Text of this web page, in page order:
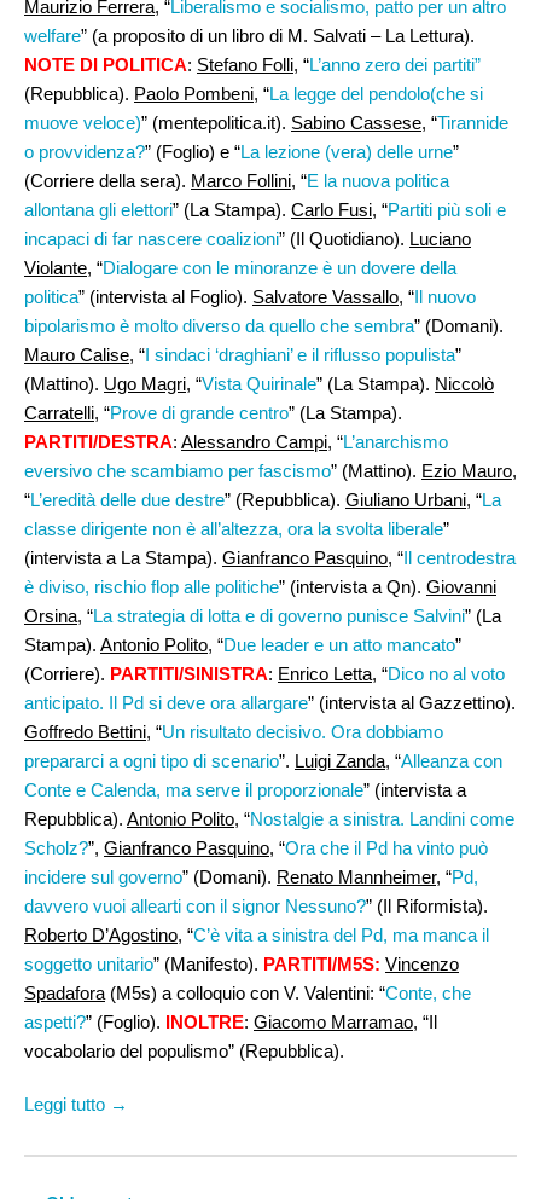
Maurizio Ferrera, “Liberalismo e socialismo, patto per un altro
welfare” (a proposito di un libro di M. Salvati – La Lettura).
NOTE DI POLITICA: Stefano Folli, “L’anno zero dei partiti”
(Repubblica). Paolo Pombeni, “La legge del pendolo(che si
muove veloce)” (mentepolitica.it). Sabino Cassese, “Tirannide
o provvidenza?” (Foglio) e “La lezione (vera) delle urne”
(Corriere della sera). Marco Follini, “E la nuova politica
allontana gli elettori” (La Stampa). Carlo Fusi, “Partiti più soli e
incapaci di far nascere coalizioni” (Il Quotidiano). Luciano
Violante, “Dialogare con le minoranze è un dovere della
politica” (intervista al Foglio). Salvatore Vassallo, “Il nuovo
bipolarismo è molto diverso da quello che sembra” (Domani).
Mauro Calise, “I sindaci ‘draghiani’ e il riflusso populista”
(Mattino). Ugo Magri, “Vista Quirinale” (La Stampa). Niccolò
Carratelli, “Prove di grande centro” (La Stampa).
PARTITI/DESTRA: Alessandro Campi, “L’anarchismo
eversivo che scambiamo per fascismo” (Mattino). Ezio Mauro,
“L’eredità delle due destre” (Repubblica). Giuliano Urbani, “La
classe dirigente non è all’altezza, ora la svolta liberale”
(intervista a La Stampa). Gianfranco Pasquino, “Il centrodestra
è diviso, rischio flop alle politiche” (intervista a Qn). Giovanni
Orsina, “La strategia di lotta e di governo punisce Salvini” (La
Stampa). Antonio Polito, “Due leader e un atto mancato”
(Corriere). PARTITI/SINISTRA: Enrico Letta, “Dico no al voto
anticipato. Il Pd si deve ora allargare” (intervista al Gazzettino).
Goffredo Bettini, “Un risultato decisivo. Ora dobbiamo
prepararci a ogni tipo di scenario”. Luigi Zanda, “Alleanza con
Conte e Calenda, ma serve il proporzionale” (intervista a
Repubblica). Antonio Polito, “Nostalgie a sinistra. Landini come
Scholz?”, Gianfranco Pasquino, “Ora che il Pd ha vinto può
incidere sul governo” (Domani). Renato Mannheimer, “Pd,
davvero vuoi allearti con il signor Nessuno?” (Il Riformista).
Roberto D’Agostino, “C’è vita a sinistra del Pd, ma manca il
soggetto unitario” (Manifesto). PARTITI/M5S: Vincenzo
Spadafora (M5s) a colloquio con V. Valentini: “Conte, che
aspetti?” (Foglio). INOLTRE: Giacomo Marramao, “Il
vocabolario del populismo” (Repubblica).
Leggi tutto →